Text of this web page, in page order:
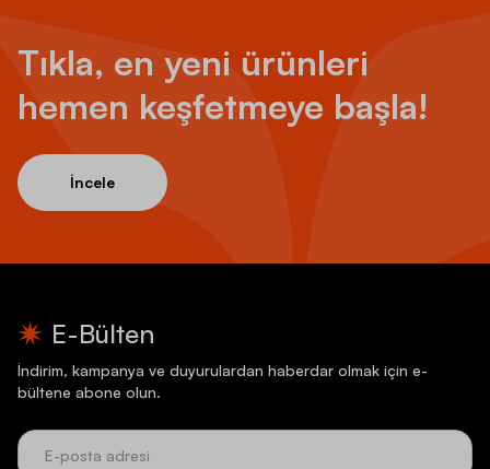
Tıkla, en yeni ürünleri
hemen keşfetmeye başla!
İncele
E-Bülten
İndirim, kampanya ve duyurulardan haberdar olmak için e-
bültene abone olun.